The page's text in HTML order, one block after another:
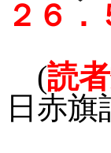
２６
(読
日赤旗